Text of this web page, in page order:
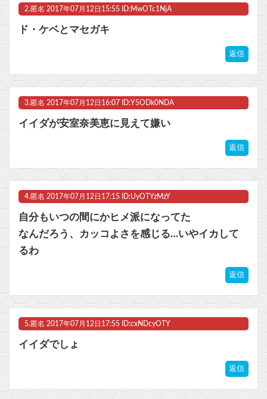
Powered by livedoor 相互RSS
2. 匿名 2017年07月12日15:55 ID:MwOTc1NjA
ド・ケベとマセガキ
返信
3. 匿名 2017年07月12日16:07 ID:Y5ODk0NDA
イイダが安室奈美恵に見えて嫌い
返信
4. 匿名 2017年07月12日17:15 ID:UyOTYzMzY
自分もいつの間にかヒメ派になってた
なんだろう、カッコよさを感じる…いやイカして
るわ
返信
5. 匿名 2017年07月12日17:55 ID:cxNDcyOTY
イイダでしょ
返信